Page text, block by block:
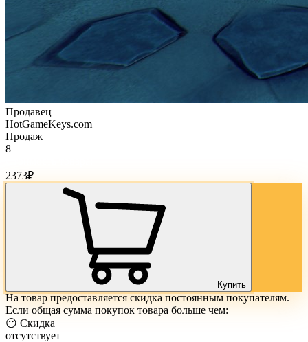
Продавец
HotGameKeys.com
Продаж
8
2373₽
Купить
На товар предоставляется скидка постоянным покупателям.
Если общая сумма покупок товара больше чем:
😶 Скидка
отсутствует